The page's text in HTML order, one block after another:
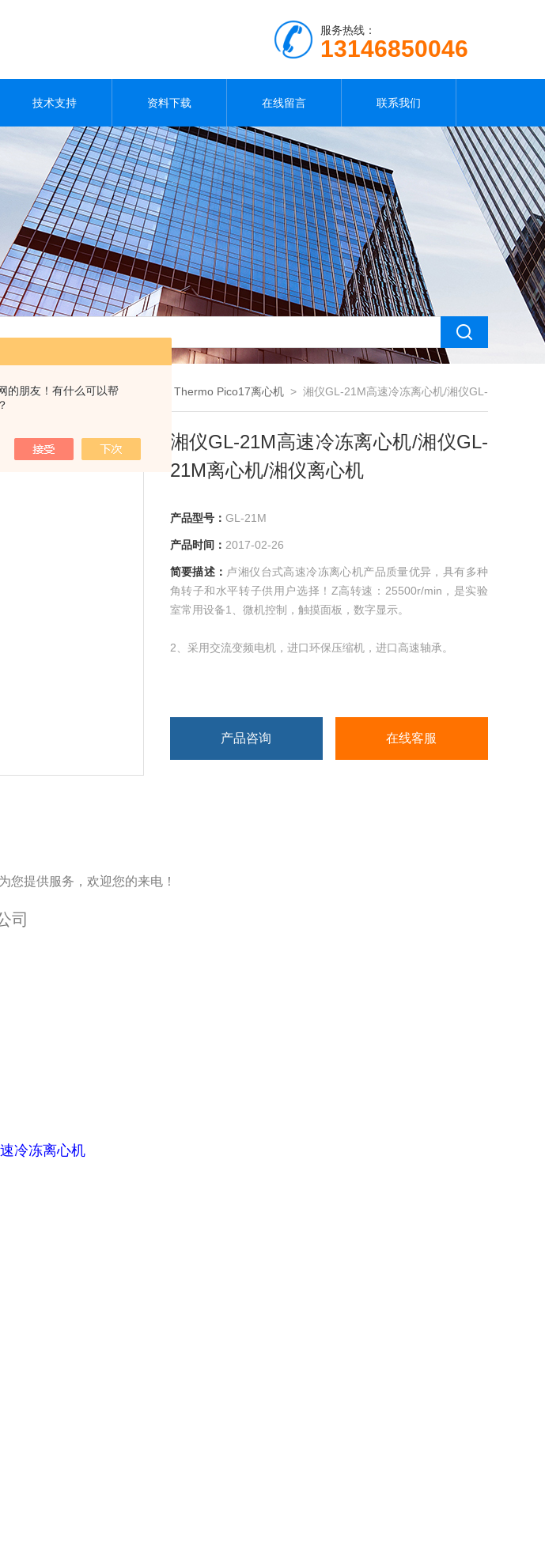
的朋友！有什么可以帮
服务热线：
13146850046
技术支持 资料下载 在线留言 联系我们
：首页>产品展示> Thermo Pico17离心机 > 湘仪GL-21M高速冷冻离心机/湘仪GL-
21M离心机/湘仪离心机
湘仪GL-21M高速冷冻离心机/湘仪GL-
21M离心机/湘仪离心机
产品型号： GL-21M
产品时间： 2017-02-26
简要描述： 卢湘仪台式高速冷冻离心机产品质量优异，具有多种
角转子和水平转子供用户选择！Z高转速：25500r/min，是实验
室常用设备1、微机控制，触摸面板，数字显示。
2、采用交流变频电机，进口环保压缩机，进口高速轴承。
5、具有超温、超速、不平衡、门盖安全保护功能。
产品咨询 在线客服
您提供服务，欢迎您的来电！
司
冷冻离心机